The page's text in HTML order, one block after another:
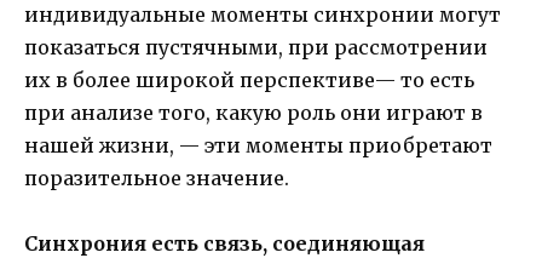
индивидуальные моменты синхронии могут
показаться пустячными, при рассмотрении
их в более широкой перспективе— то есть
при анализе того, какую роль они играют в
нашей жизни, — эти моменты приобретают
поразительное значение.
Синхрония есть связь, соединяющая